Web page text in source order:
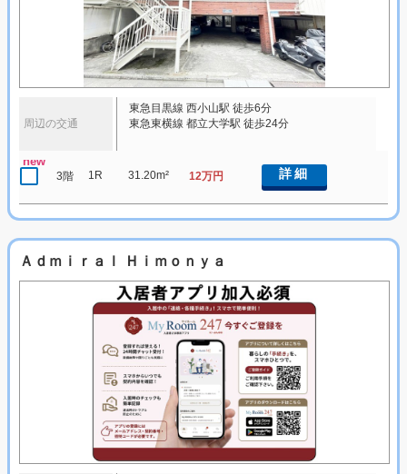
周辺の交通
東急目黒線 西小山駅 徒歩6分
東急東横線 都立大学駅 徒歩24分
new
3階 1R 31.20m² 12万円 詳細
Ａｄｍｉｒａｌ Ｈｉｍｏｎｙａ